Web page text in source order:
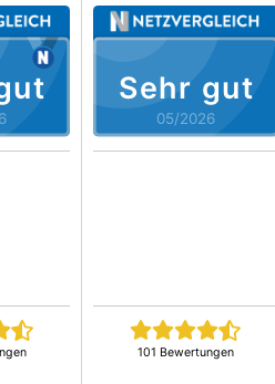
Sehr gut
05/2026
101 Bewertungen